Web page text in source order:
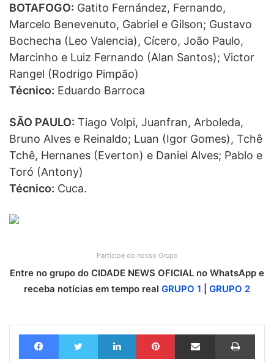
BOTAFOGO: Gatito Fernández, Fernando,
Marcelo Benevenuto, Gabriel e Gilson; Gustavo
Bochecha (Leo Valencia), Cícero, João Paulo,
Marcinho e Luiz Fernando (Alan Santos); Victor
Rangel (Rodrigo Pimpão)
Técnico: Eduardo Barroca
SÃO PAULO: Tiago Volpi, Juanfran, Arboleda,
Bruno Alves e Reinaldo; Luan (Igor Gomes), Tchê
Tchê, Hernanes (Everton) e Daniel Alves; Pablo e
Toró (Antony)
Técnico: Cuca.
Participe do nosso Grupo
Entre no grupo do CIDADE NEWS OFICIAL no WhatsApp e
receba notícias em tempo real GRUPO 1 GRUPO 2
Facebook Twitter Linkedin Pinterest Compartilhar via e-mail